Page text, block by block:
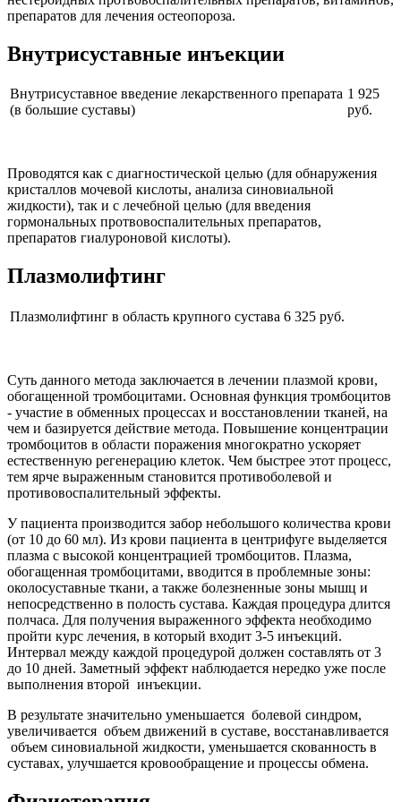
препаратов для лечения остеопороза.
Внутрисуставные инъекции
Внутрисуставное введение лекарственного препарата
(в большие суставы)
1 925
руб.
Проводятся как с диагностической целью (для обнаружения
кристаллов мочевой кислоты, анализа синовиальной
жидкости), так и с лечебной целью (для введения
гормональных протвовоспалительных препаратов,
препаратов гиалуроновой кислоты).
Плазмолифтинг
Плазмолифтинг в область крупного сустава 6 325 руб.
Суть данного метода заключается в лечении плазмой крови,
обогащенной тромбоцитами. Основная функция тромбоцитов
- участие в обменных процессах и восстановлении тканей, на
чем и базируется действие метода. Повышение концентрации
тромбоцитов в области поражения многократно ускоряет
естественную регенерацию клеток. Чем быстрее этот процесс,
тем ярче выраженным становится противоболевой и
противовоспалительный эффекты.
У пациента производится забор небольшого количества крови
(от 10 до 60 мл). Из крови пациента в центрифуге выделяется
плазма с высокой концентрацией тромбоцитов. Плазма,
обогащенная тромбоцитами, вводится в проблемные зоны:
околосуставные ткани, а также болезненные зоны мышц и
непосредственно в полость сустава. Каждая процедура длится
полчаса. Для получения выраженного эффекта необходимо
пройти курс лечения, в который входит 3-5 инъекций.
Интервал между каждой процедурой должен составлять от 3
до 10 дней. Заметный эффект наблюдается нередко уже после
выполнения второй инъекции.
В результате значительно уменьшается болевой синдром,
увеличивается объем движений в суставе, восстанавливается
объем синовиальной жидкости, уменьшается скованность в
суставах, улучшается кровообращение и процессы обмена.